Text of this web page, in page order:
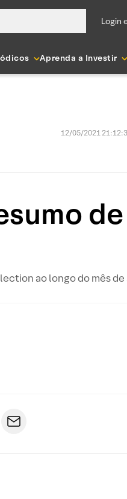
login
Aprenda a Investir
12/05/2021
ao longo do mês de